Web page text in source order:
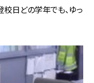
校日どの学年でも、ゆっ